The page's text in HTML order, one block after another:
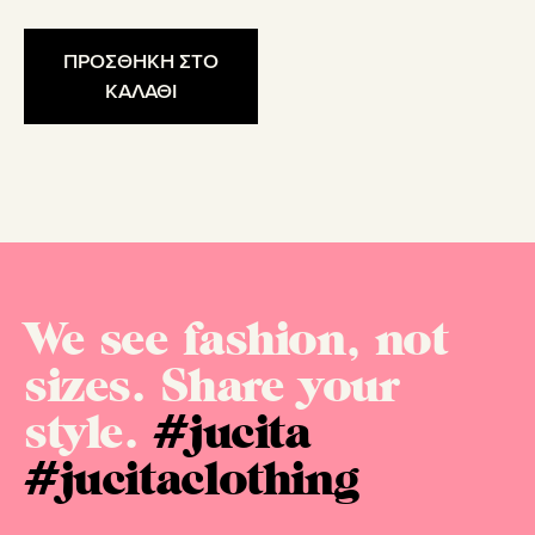
ΠΡΟΣΘΗΚΗ ΣΤΟ
ΚΑΛΑΘΙ
We see fashion, not
sizes. Share your
style.#jucita
#jucitaclothing